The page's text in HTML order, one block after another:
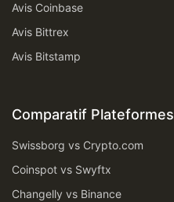
Avis Coinbase
Avis Bittrex
Avis Bitstamp
Comparatif Plateformes
Swissborg vs Crypto.com
Coinspot vs Swyftx
Changelly vs Binance